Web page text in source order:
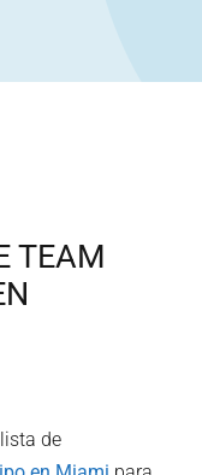
TEAM
de